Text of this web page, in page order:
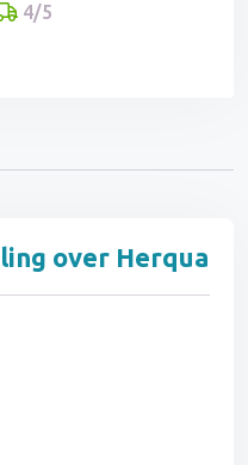
4/5
over Herqua